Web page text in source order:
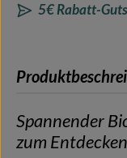
5€ Rabatt-
Spannender
zum